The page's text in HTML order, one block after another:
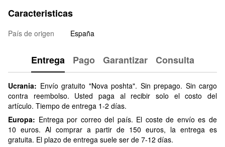
Caracteristicas
País de origen España
Entrega Pago Garantizar Consulta
Ucrania: Envío gratuito "Nova poshta". Sin prepago. Sin cargo
contra reembolso. Usted paga al recibir solo el costo del
artículo. Tiempo de entrega 1-2 días.
Europa: Entrega por correo del país. El coste de envío es de
10 euros. Al comprar a partir de 150 euros, la entrega es
gratuita. El plazo de entrega suele ser de 7-12 días.